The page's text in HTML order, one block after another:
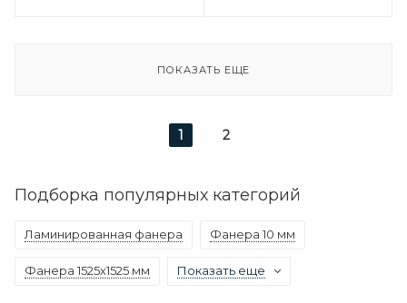
ПОКАЗАТЬ ЕЩЕ
1 2
Подборка популярных категорий
Ламинированная фанера Фанера 10 мм
Фанера 1525х1525 мм Показать еще